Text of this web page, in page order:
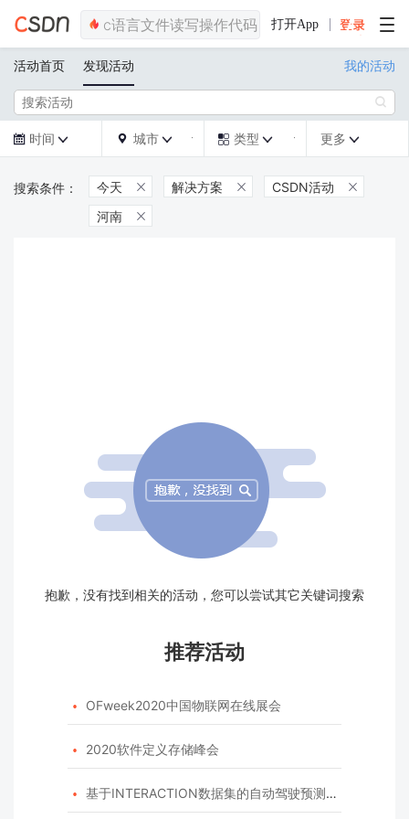
打开App
活动首页 发现活动 我的活动

 时间   城市   类型  更多 
今天  解决方案  CSDN活动 
河南 
抱歉，没有找到相关的活动，您可以尝试其它关键词搜索
推荐活动
 OFweek2020中国物联网在线展会
 2020软件定义存储峰会
 基于INTERACTION数据集的自动驾驶预测模型挑战赛